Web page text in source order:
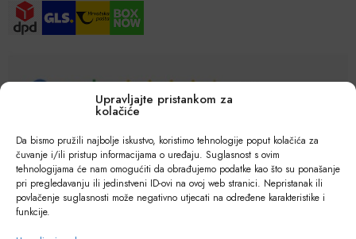
Upravljajte pristankom za
kolačiće
Da bismo pružili najbolje iskustvo, koristimo tehnologije poput kolačića za
čuvanje i/ili pristup informacijama o uređaju. Suglasnost s ovim
tehnologijama će nam omogućiti da obrađujemo podatke kao što su ponašanje
pri pregledavanju ili jedinstveni ID-ovi na ovoj web stranici. Nepristanak ili
povlačenje suglasnosti može negativno utjecati na određene karakteristike i
funkcije.